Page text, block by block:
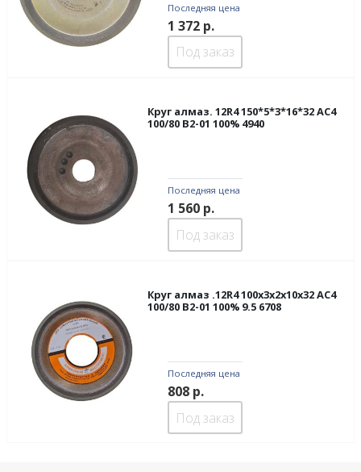
Последняя цена
1 372р.
Под заказ
Круг алмаз. 12R4 150*5*3*16*32 АС4
100/80 В2-01 100% 4940
Последняя цена
1 560р.
Под заказ
Круг алмаз .12R4 100х3х2х10х32 АС4
100/80 В2-01 100% 9.5 6708
Последняя цена
808р.
Под заказ